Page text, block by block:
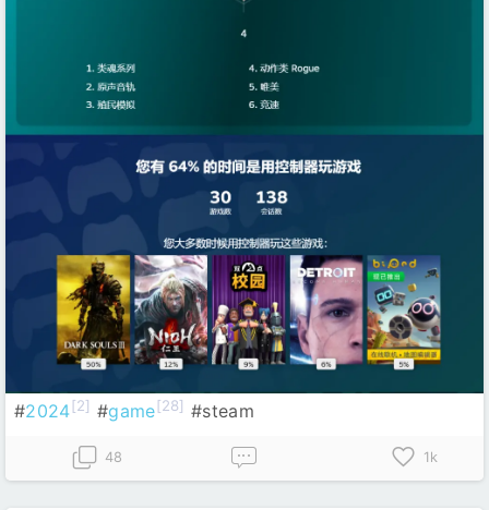
#2024[2] #game[28] #steam
48 1k